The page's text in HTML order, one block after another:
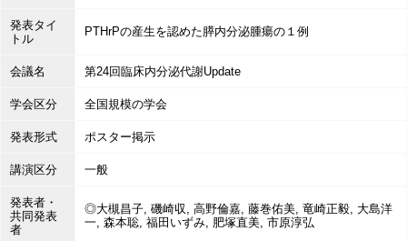
発表タイ
トル
PTHrPの産生を認めた膵内分泌腫瘍の１例
会議名 第24回臨床内分泌代謝Update
学会区分 全国規模の学会
発表形式 ポスター掲示
講演区分 一般
発表者・
共同発表
者
◎大槻昌子, 磯崎収, 高野倫嘉, 藤巻佑美, 竜崎正毅, 大島洋
一, 森本聡, 福田いずみ, 肥塚直美, 市原淳弘